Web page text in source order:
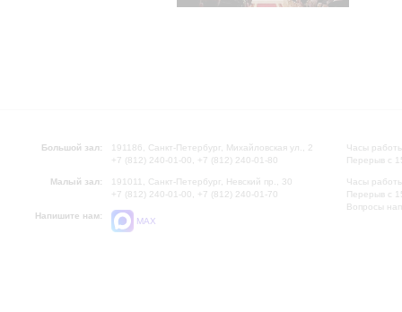
Большой зал:
191186, Санкт-Петербург, Михайловская ул., 2
+7 (812) 240-01-00, +7 (812) 240-01-80
Малый зал:
191011, Санкт-Петербург, Невский пр., 30
+7 (812) 240-01-00, +7 (812) 240-01-70
Напишите нам:
MAX
Часы
Перерыв с
Часы
Перерыв с
Вопросы